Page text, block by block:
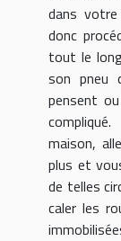
dans
donc
tout le
son pneu
pensent
maison,
plus et
de telles
caler les